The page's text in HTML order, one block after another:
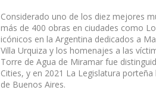
Considerado uno de los diez mejores
más de 400 obras en ciudades como
icónicos en la Argentina dedicados a
Villa Urquiza y los homenajes a las
Torre de Agua de Miramar fue
Cities, y en 2021 La Legislatura
de Buenos Aires.